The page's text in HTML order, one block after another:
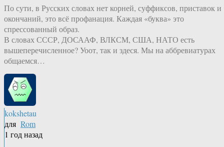
По сути, в Русских словах нет корней, суффиксов, приставок и
окончаний, это всё профанация. Каждая «буква» это
спрессованный образ.
В словах СССР, ДОСААФ, ВЛКСМ, США, НАТО есть
вышеперечисленное? Уоот, так и здеся. Мы на аббревиатурах
общаемся…
kokshetau
для Rom
1 год назад